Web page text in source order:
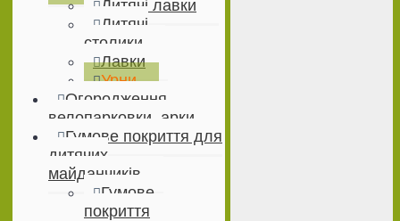
Дитячі лавки
Дитячі
столики
Лавки
Урни
Огородження,
велопарковки, арки
Гумове покриття для
дитячих
майданчиків
Гумове
покриття